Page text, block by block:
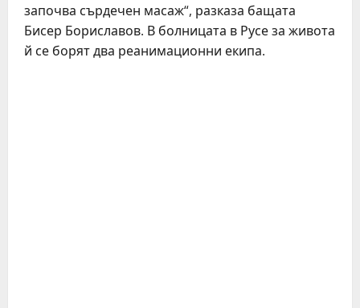
започва сърдечен масаж“, разказа бащата
Бисер Бориславов. В болницата в Русе за живота
й се борят два реанимационни екипа.